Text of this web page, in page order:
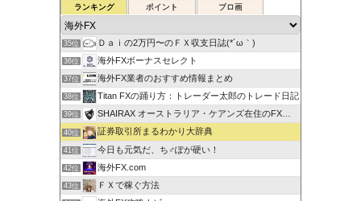
ランキング ポイント ブロ画
33位 ゆるゆる兼業投資家Vtuber編
34位
35位 Ｄａｉの2万円〜のＦＸ収支日誌(*´ω｀)
36位 海外FXボーナスセレクト
37位 海外FX業者のおすすめ情報まとめ
38位 Titan FXの踊り方：トレーダー太郎のトレード日記
39位 SHAIRAX オーストラリア・ケアンズ在住のFXトレーダー
40位 証券取引所まるわかり大辞典
41位 今日も元気だ、ち♂ぽが硬い！
42位 海外FX.com
43位 ＦＸで稼ぐ方法